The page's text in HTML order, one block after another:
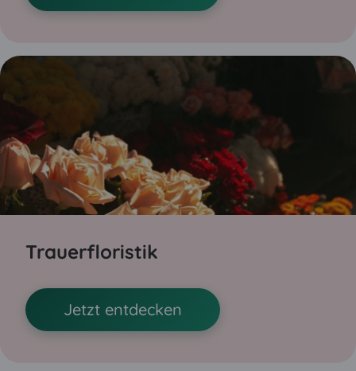
Trauerfloristik
Jetzt entdecken